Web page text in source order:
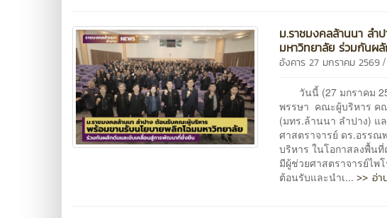
ม.ราชมงคลล้านนา ลำ
มหาวิทยาลัย ร่วมกันผ
อังคาร 27 มกราคม 2569
วันนี้ (27 มกราคม
พรรษา คณะผู้บริหาร ค
(มทร.ล้านนา ลำปาง) แ
ศาสตราจารย์ ดร.อรร
บริหาร ในโอกาสลงพื้น
มีผู้ช่วยศาสตราจารย์ไพ
ต้อนรับและนำเ...>> อ่